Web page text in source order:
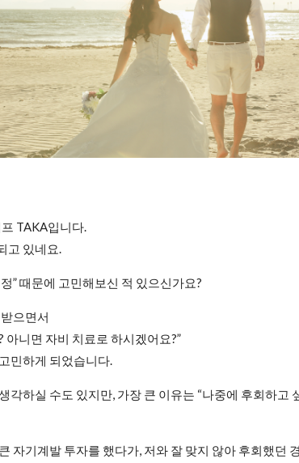
TAKA입니다.
고 있네요.
” 때문에 고민해보신 적 있으신가요?
으면서
아니면 자비 치료로 하시겠어요?”
민하게 되었습니다.
각하실 수도 있지만, 가장 큰 이유는 “나중에 후회하고
자기계발 투자를 했다가, 저와 잘 맞지 않아 후회했던